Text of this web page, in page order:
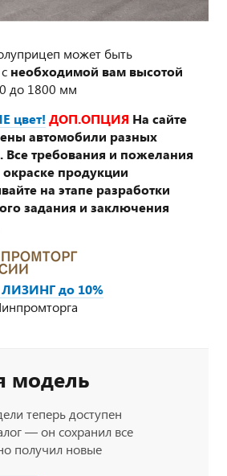
может быть
необходимой вам высотой
до 1800 мм
цвет! ДОП.ОПЦИЯ На сайте
автомобили разных
Все требования и пожелания
окраске продукции
на этапе разработки
задания и заключения
до 10%
модель
теперь доступен
— он сохранил все
получил новые